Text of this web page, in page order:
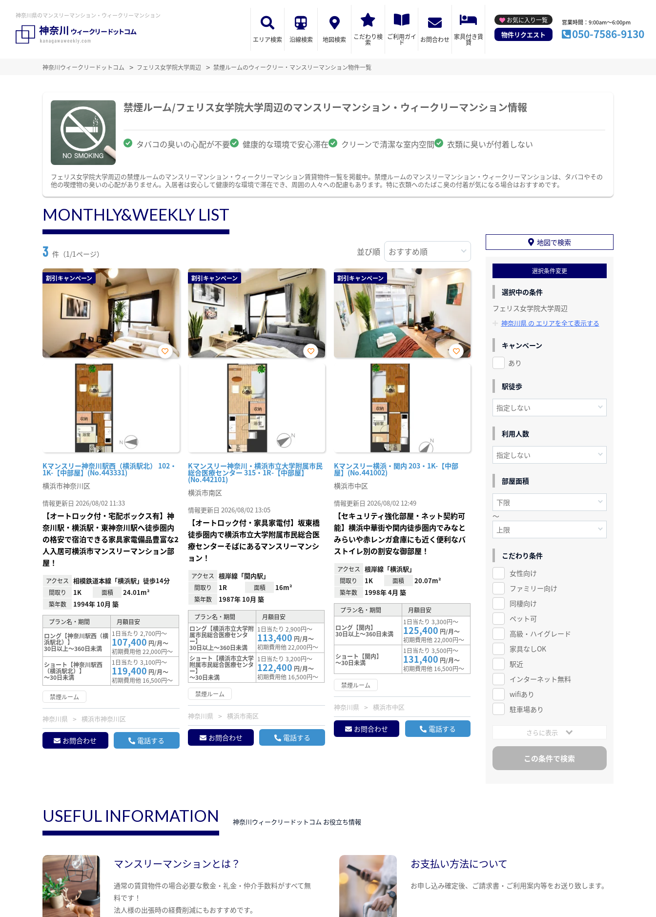
神奈川県のマンスリーマンション・ウィークリーマンション
エリア検索 沿線検索 地図検索 こだわり検
索
ご利用ガイ
ド お問合わせ 家具付き賃
貸
お気に入り一覧
物件リクエスト
営業時間：9:00am～6:00pm
050-7586-9130
神奈川ウィークリードットコム フェリス女学院大学周辺 禁煙ルームのウィークリー・マンスリーマンション物件一覧
禁煙ルーム/フェリス女学院大学周辺のマンスリーマンション・ウィークリーマンション情報
タバコの臭いの心配が不要 健康的な環境で安心滞在 クリーンで清潔な室内空間 衣類に臭いが付着しない
フェリス女学院大学周辺の禁煙ルームのマンスリーマンション・ウィークリーマンション賃貸物件一覧を掲載中。禁煙ルームのマンスリーマンション・ウィークリーマンションは、タバコやその
他の喫煙物の臭いの心配がありません。入居者は安心して健康的な環境で滞在でき、周囲の人々への配慮もあります。特に衣類へのたばこ臭の付着が気になる場合はおすすめです。
MONTHLY&WEEKLY LIST
3 件（1/1ページ） 並び順
割引キャンペーン
Kマンスリー神奈川駅西（横浜駅北） 102・
1K-【中部屋】(No.443331)
お気
横浜市神奈川区
情報更新日 2026/08/02 11:33
【オートロック付・宅配ボックス有】神
奈川駅・横浜駅・東神奈川駅へ徒歩圏内
の格安で宿泊できる家具家電備品豊富な2
人入居可横浜市マンスリーマンション部
屋！
アクセス 相模鉄道本線「横浜駅」徒歩14分
間取り 1K 面積 24.01m²
築年数 1994年 10月 築
プラン名・期間
月額目安
ロング【神奈川駅西（横
浜駅北）】
30日以上～360日未満
1日当たり 2,700円～
107,400 円/月～
初期費用他 22,000円～
ショート【神奈川駅西
（横浜駅北）】
～30日未満
1日当たり 3,100円～
119,400 円/月～
初期費用他 16,500円～
禁煙ルーム
神奈川県 横浜市神奈川区
お問合わせ 電話する
割引キャンペーン
Kマンスリー神奈川・横浜市立大学附属市民
総合医療センター 315・1R-【中部屋】
(No.442101)
お気
横浜市南区
情報更新日 2026/08/02 13:05
【オートロック付・家具家電付】坂東橋
徒歩圏内で横浜市立大学附属市民総合医
療センターそばにあるマンスリーマンシ
ョン！
アクセス 根岸線「関内駅」
間取り 1R 面積 16m²
築年数 1987年 10月 築
プラン名・期間
月額目安
ロング【横浜市立大学附
属市民総合医療センタ
ー】
30日以上～360日未満
1日当たり 2,900円～
113,400 円/月～
初期費用他 22,000円～
ショート【横浜市立大学
附属市民総合医療センタ
ー】
～30日未満
1日当たり 3,200円～
122,400 円/月～
初期費用他 16,500円～
禁煙ルーム
神奈川県 横浜市南区
お問合わせ 電話する
割引キャンペーン
Kマンスリー横浜・関内 203・1K-【中部
屋】(No.441002)
お気
横浜市中区
情報更新日 2026/08/02 12:49
【セキュリティ強化部屋・ネット契約可
能】横浜中華街や関内徒歩圏内でみなと
みらいや赤レンガ倉庫にも近く便利なバ
ストイレ別の割安な御部屋！
アクセス 根岸線「横浜駅」
間取り 1K 面積 20.07m²
築年数 1998年 4月 築
プラン名・期間 月額目安
ロング【関内】
30日以上～360日未満
1日当たり 3,300円～
125,400 円/月～
初期費用他 22,000円～
ショート【関内】
～30日未満
1日当たり 3,500円～
131,400 円/月～
初期費用他 16,500円～
禁煙ルーム
神奈川県 横浜市中区
お問合わせ 電話する
地図で検索
選択条件変更
選択中の条件
フェリス女学院大学周辺
神奈川県 の エリアを全て表示する
キャンペーン
あり
駅徒歩
利用人数
部屋面積
～
こだわり条件
女性向け
ファミリー向け
同棲向け
ペット可
高級・ハイグレード
家具なしOK
駅近
インターネット無料
wifiあり
駐車場あり
さらに表示
USEFUL INFORMATION 神奈川ウィークリードットコム お役立ち情報
マンスリーマンションとは？
通常の賃貸物件の場合必要な敷金・礼金・仲介手数料がすべて無
料です！
法人様の出張時の経費削減にもおすすめです。
お支払い方法について
お申し込み確定後、ご請求書・ご利用案内等をお送り致します。